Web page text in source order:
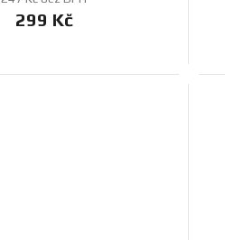
299 Kč